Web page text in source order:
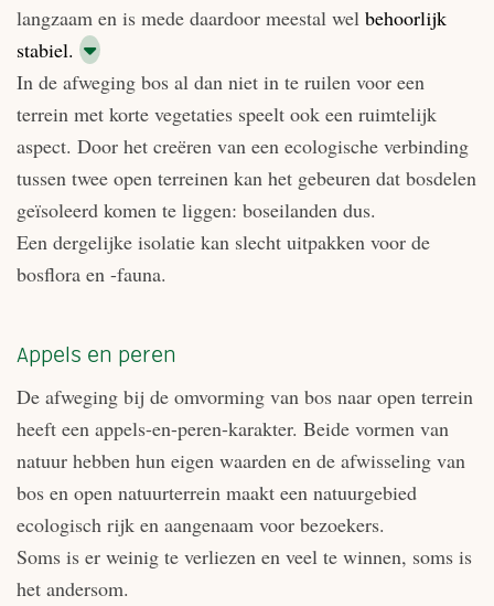
langzaam en is mede daardoor meestal wel behoorlijk
stabiel.
In de afweging bos al dan niet in te ruilen voor een
terrein met korte vegetaties speelt ook een ruimtelijk
aspect. Door het creëren van een ecologische verbinding
tussen twee open terreinen kan het gebeuren dat bosdelen
geïsoleerd komen te liggen: boseilanden dus.
Een dergelijke isolatie kan slecht uitpakken voor de
bosflora en -fauna.
Appels en peren
De afweging bij de omvorming van bos naar open terrein
heeft een appels-en-peren-karakter. Beide vormen van
natuur hebben hun eigen waarden en de afwisseling van
bos en open natuurterrein maakt een natuurgebied
ecologisch rijk en aangenaam voor bezoekers.
Soms is er weinig te verliezen en veel te winnen, soms is
het andersom.